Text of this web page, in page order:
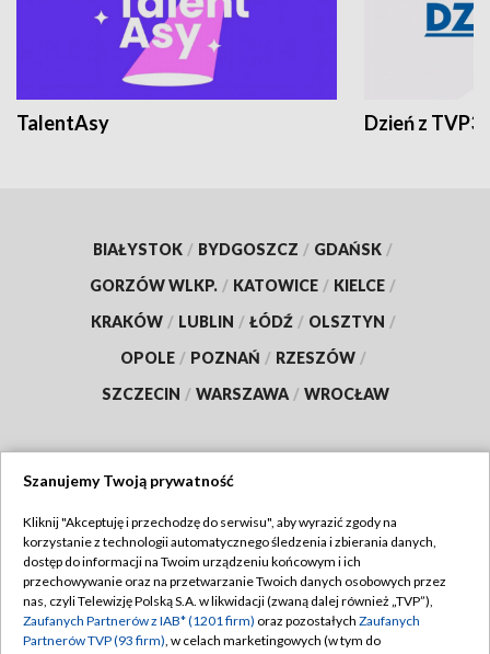
TalentAsy Dzień z TVP3
BIAŁYSTOK / BYDGOSZCZ / GDAŃSK /
GORZÓW WLKP. / KATOWICE / KIELCE /
KRAKÓW / LUBLIN / ŁÓDŹ / OLSZTYN /
OPOLE / POZNAŃ / RZESZÓW /
SZCZECIN / WARSZAWA / WROCŁAW
TVP
Abonament TVP
Emisja w TVP
Regulamin TVP
Polityka prywatności
Szanujemy Twoją prywatność
Kliknij "Akceptuję i przechodzę do serwisu", aby wyrazić zgody na
korzystanie z technologii automatycznego śledzenia i zbierania danych,
dostęp do informacji na Twoim urządzeniu końcowym i ich
przechowywanie oraz na przetwarzanie Twoich danych osobowych przez
nas, czyli Telewizję Polską S.A. w likwidacji (zwaną dalej również „TVP”),
Zaufanych Partnerów z IAB* (1201 firm) oraz pozostałych Zaufanych
Partnerów TVP (93 firm), w celach marketingowych (w tym do